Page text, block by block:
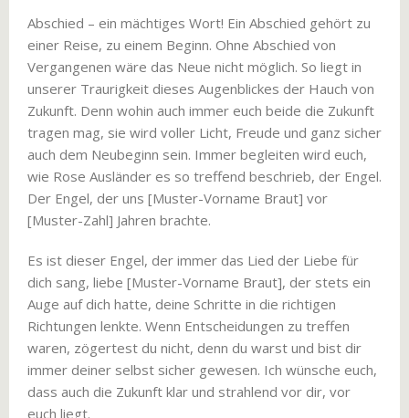
Abschied – ein mächtiges Wort! Ein Abschied gehört zu
einer Reise, zu einem Beginn. Ohne Abschied von
Vergangenen wäre das Neue nicht möglich. So liegt in
unserer Traurigkeit dieses Augenblickes der Hauch von
Zukunft. Denn wohin auch immer euch beide die Zukunft
tragen mag, sie wird voller Licht, Freude und ganz sicher
auch dem Neubeginn sein. Immer begleiten wird euch,
wie Rose Ausländer es so treffend beschrieb, der Engel.
Der Engel, der uns [Muster-Vorname Braut] vor
[Muster-Zahl] Jahren brachte.
Es ist dieser Engel, der immer das Lied der Liebe für
dich sang, liebe [Muster-Vorname Braut], der stets ein
Auge auf dich hatte, deine Schritte in die richtigen
Richtungen lenkte. Wenn Entscheidungen zu treffen
waren, zögertest du nicht, denn du warst und bist dir
immer deiner selbst sicher gewesen. Ich wünsche euch,
dass auch die Zukunft klar und strahlend vor dir, vor
euch liegt.